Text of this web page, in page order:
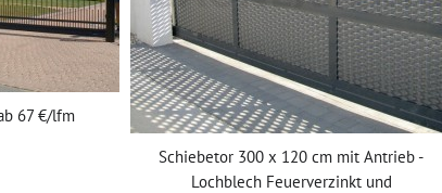
67 €/lfm
Schiebetor 300 x 120 cm mit Antrieb -
Lochblech Feuerverzinkt und